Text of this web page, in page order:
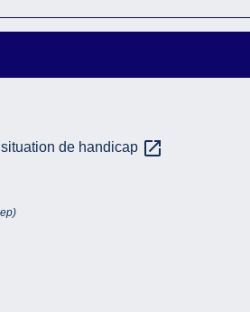
de handicap open_in_new